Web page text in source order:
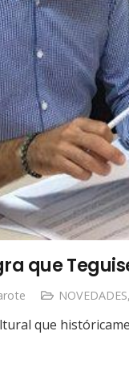
que
NOVEDADES,
que